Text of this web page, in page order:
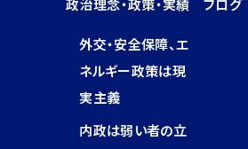
外交・安全保障、エ
ネルギー政策は現
実主義
内政は弱い者の立